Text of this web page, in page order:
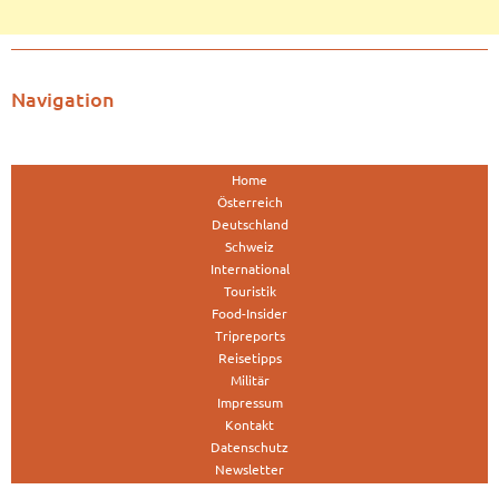
Navigation
Home
Österreich
Deutschland
Schweiz
International
Touristik
Food-Insider
Tripreports
Reisetipps
Militär
Impressum
Kontakt
Datenschutz
Newsletter